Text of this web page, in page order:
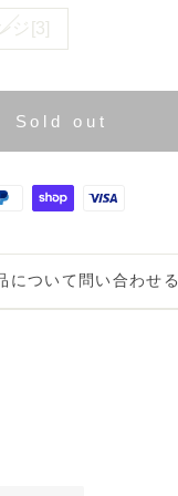
ジ[3]
Sold out
について問い合わせる